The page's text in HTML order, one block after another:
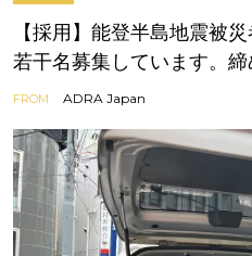
【採用】能登半島地震被
若干名募集しています。
FROM ADRA Japan